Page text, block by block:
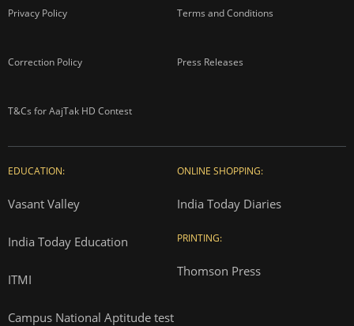
Privacy Policy Terms and Conditions
Correction Policy Press Releases
T&Cs for AajTak HD Contest
EDUCATION:
Vasant Valley
India Today Education
ITMI
Campus National Aptitude test
ONLINE SHOPPING:
India Today Diaries
PRINTING:
Thomson Press